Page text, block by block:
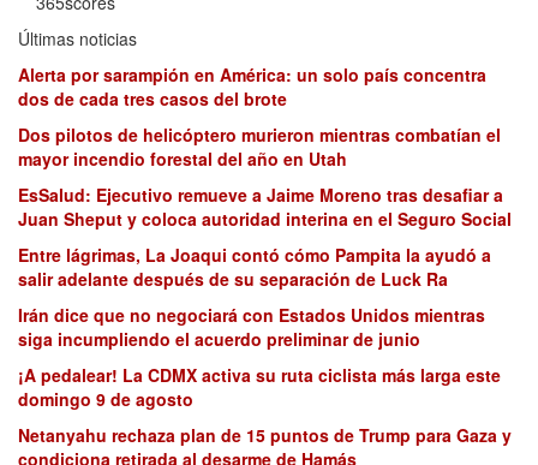
Últimas noticias
Alerta por sarampión en América: un solo país concentra
dos de cada tres casos del brote
Dos pilotos de helicóptero murieron mientras combatían el
mayor incendio forestal del año en Utah
EsSalud: Ejecutivo remueve a Jaime Moreno tras desafiar a
Juan Sheput y coloca autoridad interina en el Seguro Social
Entre lágrimas, La Joaqui contó cómo Pampita la ayudó a
salir adelante después de su separación de Luck Ra
Irán dice que no negociará con Estados Unidos mientras
siga incumpliendo el acuerdo preliminar de junio
¡A pedalear! La CDMX activa su ruta ciclista más larga este
domingo 9 de agosto
Netanyahu rechaza plan de 15 puntos de Trump para Gaza y
condiciona retirada al desarme de Hamás